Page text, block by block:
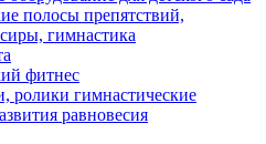
полосы препятствий,
гимнастика
фитнес
ролики гимнастические
равновесия